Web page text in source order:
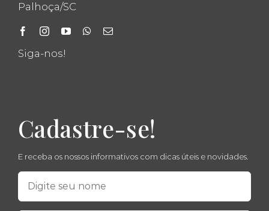
Palhoça/SC
Siga-nos!
Cadastre-se!
E receba os nossos informativos com dicas úteis e novidades.